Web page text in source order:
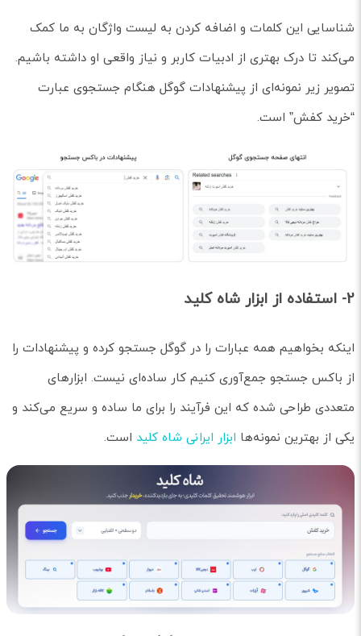
شناسایی این کلمات و اضافه کردن به لیست واژگان به ما کمک
می‌کند تا درک بهتری از ادبیات کاربر و نیاز واقعی او داشته باشیم.
تصویر زیر نمونه‌ای از پیشنهادات گوگل هنگام جستجوی عبارت
“خرید کفش” است.
2- استفاده از ابزار شاه کلید
اینکه بخواهیم همه عبارات را در گوگل جستجو کرده و پیشنهادات را
از باکس جستجو جمع‌آوری کنیم کار ساده‌ای نیست. ابزارهای
متعددی طراحی شده که این فرآیند را برای ما ساده و سریع می‌کند و
یکی از بهترین نمونه‌ها ابزار ایرانی شاه کلید است.